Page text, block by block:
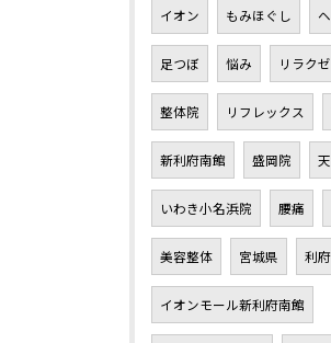
イオン もみほぐし
足つぼ 悩み リラク
整体院 リフレックス
新利府南館 盛岡院
いわき小名浜院 腰痛
美容整体 宮城県 利府
イオンモール新利府南館